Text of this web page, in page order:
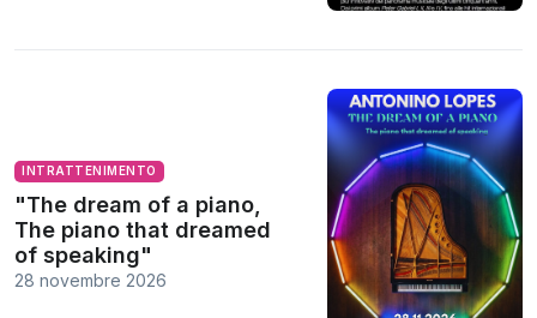
INTRATTENIMENTO
"The dream of a piano,
The piano that dreamed
of speaking"
28 novembre 2026